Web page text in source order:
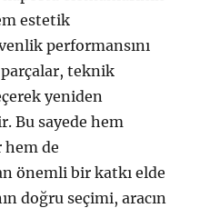
estetik
performansını
teknik
yeniden
Bu sayede hem
hem de
önemli bir katkı elde
doğru seçimi, aracın